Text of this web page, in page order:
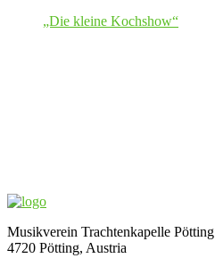
„Die kleine Kochshow“
Musikverein Trachtenkapelle Pötting
4720 Pötting, Austria